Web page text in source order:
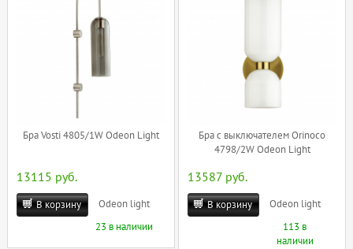
Бра Vosti 4805/1W Odeon Light
13115 руб.
В корзину
Odeon light
23 в наличии
Бра c выключателем Orinoco
4798/2W Odeon Light
13587 руб.
В корзину
Odeon light
113 в
наличии